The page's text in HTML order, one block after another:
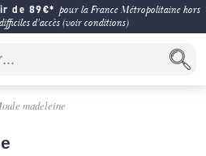
de 89€* pour la France Métropolitaine hors
d'accès (voir conditions)
madeleine